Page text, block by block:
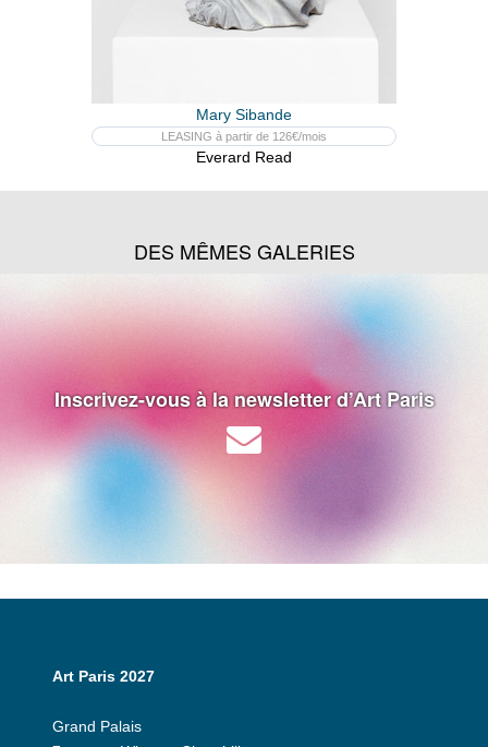
Mary Sibande
LEASING à partir de 126€/mois
Everard Read
DES MÊMES GALERIES
Inscrivez-vous à la newsletter d’Art Paris
Art Paris 2027
Grand Palais